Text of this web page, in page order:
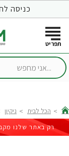
כניסה
...אני
home
הכל לבית ניקיון
רק באתר שלנו מקבלים 5% הנחה על